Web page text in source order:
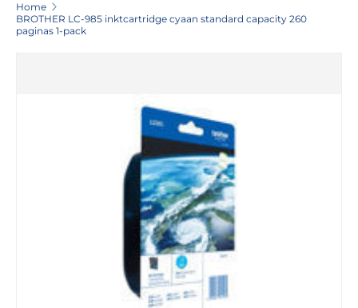
Home
BROTHER LC-985 inktcartridge cyaan standard capacity 260
paginas 1-pack